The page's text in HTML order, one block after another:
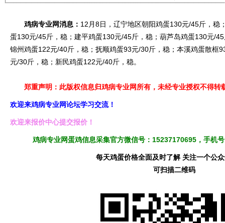
鸡病专业网消息： 12月8日，辽宁地区朝阳鸡蛋130元/45斤，稳
蛋130元/45斤，稳；建平鸡蛋130元/45斤，稳；葫芦岛鸡蛋130元/
锦州鸡蛋122元/40斤，稳；抚顺鸡蛋93元/30斤，稳；本溪鸡蛋散框
元/30斤，稳；新民鸡蛋122元/40斤，稳。
郑重声明：此版权信息归鸡病专业网所有，未经专业授权不得转
欢迎来鸡病专业网论坛学习交流！
欢迎来报价中心提交报价！
鸡病专业网蛋鸡信息采集官方微信号：15237170695，手机
每天鸡蛋价格全面及时了解 关注一个公
可扫描二维码